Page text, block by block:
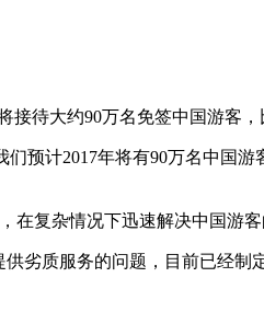
待大约90万名免签中国游客，
计2017年将有90万名中国
复杂情况下迅速解决中国游客
质服务的问题，目前已经制